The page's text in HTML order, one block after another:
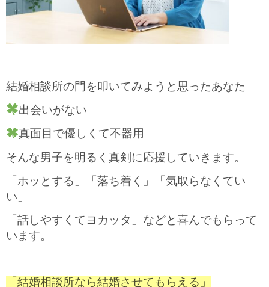
結婚相談所の門を叩いてみようと思ったあなた
出会いがない
真面目で優しくて不器用
そんな男子を明るく真剣に応援していきます。
「ホッとする」「落ち着く」「気取らなくてい
い」
「話しやすくてヨカッタ」などと喜んでもらって
います。
「結婚相談所なら結婚させてもらえる」